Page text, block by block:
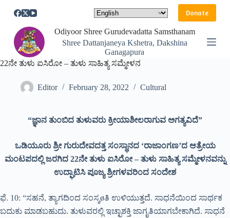
S
p
c
Donate
Odiyoor Shree Gurudevadatta Samsthanam
Shree Dattanjaneya Kshetra, Dakshina
Ganagapura
22ನೇ ತುಳು ಐಸಿರೋ – ತುಳು ಸಾಹಿತ್ಯ ಸಮ್ಮೇಳನ
Editor February 28, 2022 Cultural
“ಜ್ಞಾನ ತುಂಬಿದ ತುಳುವರು ಕ್ರೀಯಾಶೀಲರಾಗುವ ಅಗತ್ಯವಿದೆ”
ಒಡಿಯೂರು ಶ್ರೀ ಗುರುದೇವದತ್ತ ಸಂಸ್ಥಾನದ ‘ರಾಜಾಂಗಣ’ದ ಆತ್ರೇಯ
ಮಂಟಪದಲ್ಲಿ ಜರಗಿದ 22ನೇ ತುಳು ಐಸಿರೋ – ತುಳು ಸಾಹಿತ್ಯ ಸಮ್ಮೇಳನವನ್ನು
ಉದ್ಘಾಟಿಸಿ ಪೂಜ್ಯ ಶ್ರೀಗಳವರಿಂದ ಸಂದೇಶ
ಫೆ. 10: “ಸಹನೆ, ತ್ಯಾಗದಿಂದ ಸಂಸ್ಕøತಿ ಉಳಿಯುತ್ತದೆ. ಸಾಧನೆಯಿಂದ ಸಾರ್ಥಕ
ಬದುಕು ಮಾಡಬಹುದು. ತುಳುವರಲ್ಲಿ ಇಚ್ಛಾಶಕ್ತಿ ಜಾಗೃತಿಯಾಗಬೇಕಾಗಿದೆ. ಸಾಧನೆ